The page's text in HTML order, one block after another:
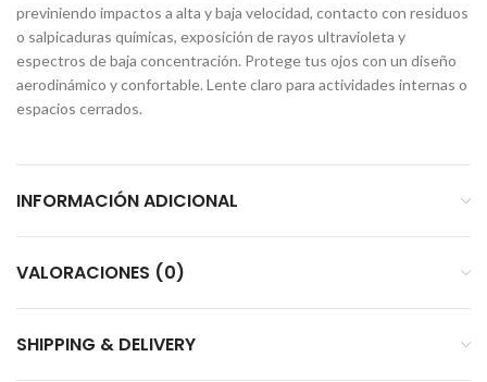
previniendo impactos a alta y baja velocidad, contacto con residuos
o salpicaduras químicas, exposición de rayos ultravioleta y
espectros de baja concentración. Protege tus ojos con un diseño
aerodinámico y confortable. Lente claro para actividades internas o
espacios cerrados.
INFORMACIÓN ADICIONAL
VALORACIONES (0)
SHIPPING & DELIVERY